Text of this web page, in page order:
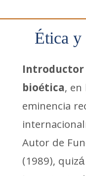
Ética y
Introductor
bioética, en
eminencia
Autor de
(1989),